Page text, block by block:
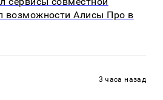
возможности Алисы Про в
3 часа назад